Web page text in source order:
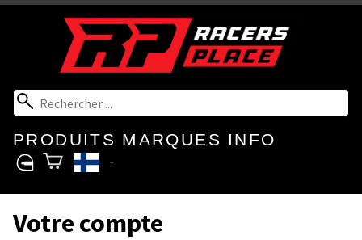
PRODUITS MARQUES INFO
Votre compte